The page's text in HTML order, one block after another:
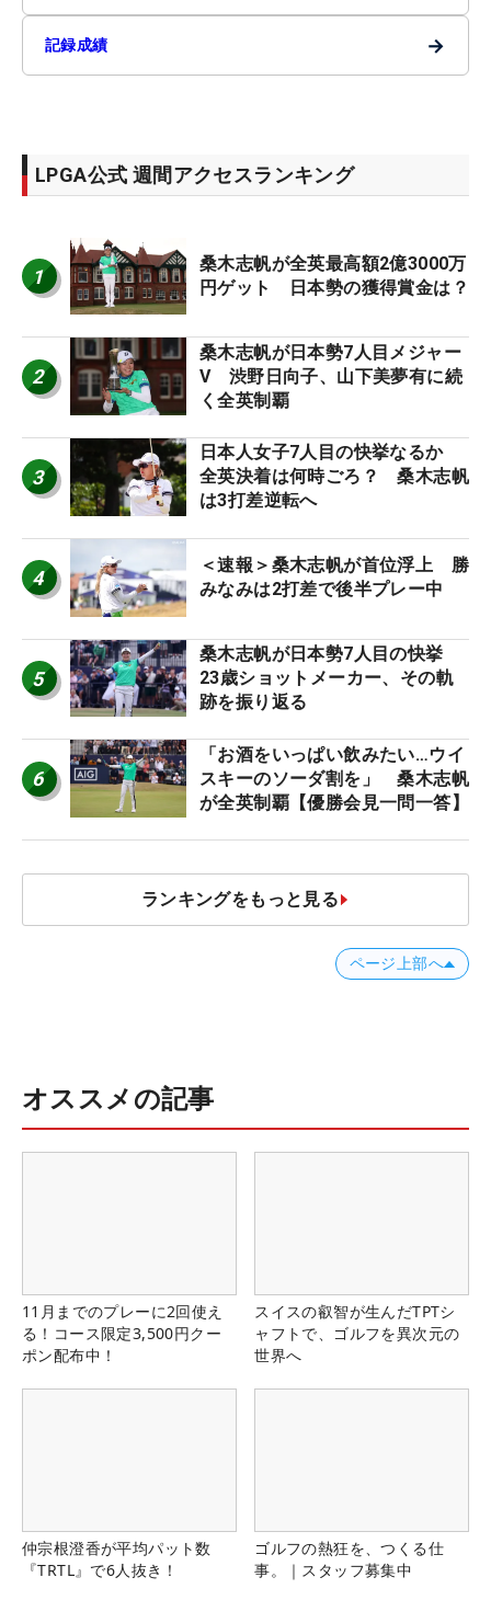
記録成績 →
LPGA公式 週間アクセスランキング
1
桑木志帆が全英最高額2億3000万
円ゲット 日本勢の獲得賞金は？
2
桑木志帆が日本勢7人目メジャー
V 渋野日向子、山下美夢有に続
く全英制覇
3
日本人女子7人目の快挙なるか
全英決着は何時ごろ？ 桑木志帆
は3打差逆転へ
4
＜速報＞桑木志帆が首位浮上 勝
みなみは2打差で後半プレー中
5
桑木志帆が日本勢7人目の快挙
23歳ショットメーカー、その軌
跡を振り返る
6
「お酒をいっぱい飲みたい…ウイ
スキーのソーダ割を」 桑木志帆
が全英制覇【優勝会見一問一答】
ランキングをもっと見る
ページ上部へ
オススメの記事
11月までのプレーに2回使え
る！コース限定3,500円クー
ポン配布中！
スイスの叡智が生んだTPTシ
ャフトで、ゴルフを異次元の
世界へ
仲宗根澄香が平均パット数
『TRTL』で6人抜き！
ゴルフの熱狂を、つくる仕
事。｜スタッフ募集中